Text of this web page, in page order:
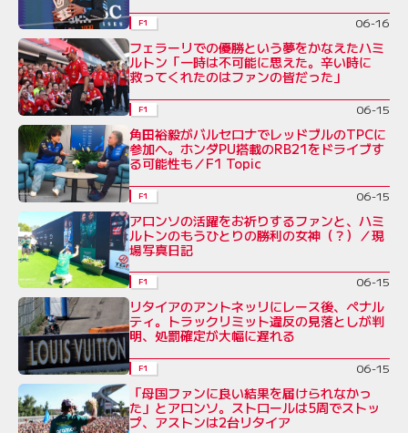
F1 06-16
フェラーリでの優勝という夢をかなえたハミ
ルトン「一時は不可能に思えた。辛い時に
救ってくれたのはファンの皆だった」
F1 06-15
角田裕毅がバルセロナでレッドブルのTPCに
参加へ。ホンダPU搭載のRB21をドライブす
る可能性も／F1 Topic
F1 06-15
アロンソの活躍をお祈りするファンと、ハミ
ルトンのもうひとりの勝利の女神（？）／現
場写真日記
F1 06-15
リタイアのアントネッリにレース後、ペナル
ティ。トラックリミット違反の見落としが判
明、処罰確定が大幅に遅れる
F1 06-15
「母国ファンに良い結果を届けられなかっ
た」とアロンソ。ストロールは5周でストッ
プ、アストンは2台リタイア